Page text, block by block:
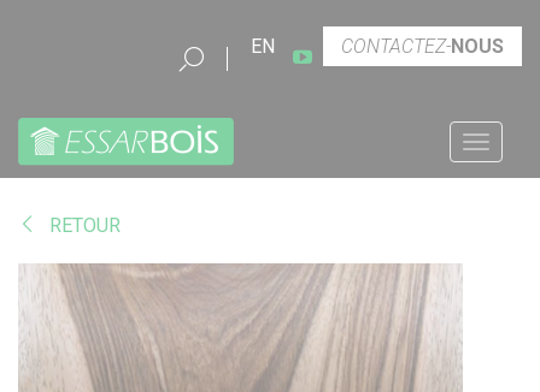
EN
YoutubeCONTACTEZ-NOUS
Menu
SOMMAIRE BLOG ESSENCES
RETOUR